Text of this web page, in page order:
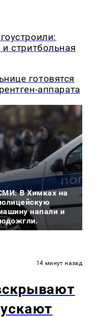
и стритбольная
готовятся
аппарата
В Химках на
напали и
14 минут назад